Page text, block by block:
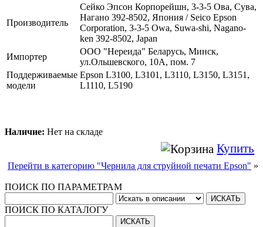
Производитель
Сейко Эпсон Корпорейшн, 3-3-5 Oва, Сува,
Нагано 392-8502, Япония / Seico Epson
Corporation, 3-3-5 Owa, Suwa-shi, Nagano-
ken 392-8502, Japan
Импортер
ООО "Нереида" Беларусь, Минск,
ул.Ольшевского, 10А, пом. 7
Поддерживаемые
модели
Epson L3100, L3101, L3110, L3150, L3151,
L1110, L5190
Наличие: Нет на складе
Купить
Перейти в категорию "Чернила для струйной печати Epson" »
ПОИСК ПО ПАРАМЕТРАМ
ПОИСК ПО КАТАЛОГУ